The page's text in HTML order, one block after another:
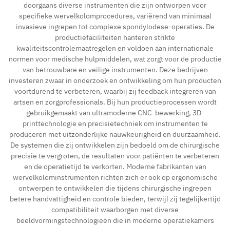
doorgaans diverse instrumenten die zijn ontworpen voor
specifieke wervelkolomprocedures, variërend van minimaal
invasieve ingrepen tot complexe spondylodese-operaties. De
productiefaciliteiten hanteren strikte
kwaliteitscontrolemaatregelen en voldoen aan internationale
normen voor medische hulpmiddelen, wat zorgt voor de productie
van betrouwbare en veilige instrumenten. Deze bedrijven
investeren zwaar in onderzoek en ontwikkeling om hun producten
voortdurend te verbeteren, waarbij zij feedback integreren van
artsen en zorgprofessionals. Bij hun productieprocessen wordt
gebruikgemaakt van ultramoderne CNC-bewerking, 3D-
printtechnologie en precisietechniek om instrumenten te
produceren met uitzonderlijke nauwkeurigheid en duurzaamheid.
De systemen die zij ontwikkelen zijn bedoeld om de chirurgische
precisie te vergroten, de resultaten voor patiënten te verbeteren
en de operatietijd te verkorten. Moderne fabrikanten van
wervelkolominstrumenten richten zich er ook op ergonomische
ontwerpen te ontwikkelen die tijdens chirurgische ingrepen
betere handvattigheid en controle bieden, terwijl zij tegelijkertijd
compatibiliteit waarborgen met diverse
beeldvormingstechnologieën die in moderne operatiekamers